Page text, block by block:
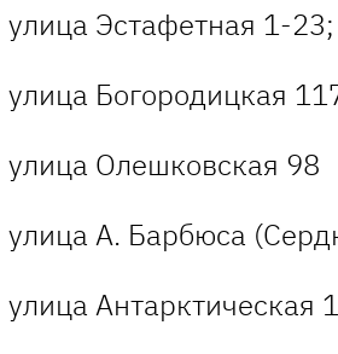
улица Эстафетная 1-23;
улица Богородицкая
улица Олешковская 98
улица А. Барбюса
улица Антарктическая